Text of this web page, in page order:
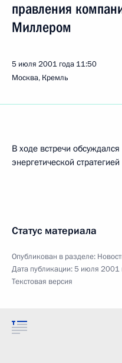
правления
Миллером
5 июля 2001 года 11:50
Москва, Кремль
В ходе встречи
энергетической
Статус материала
Опубликован в разделе:
Дата публикации:5 июля 2001
Текстовая версия